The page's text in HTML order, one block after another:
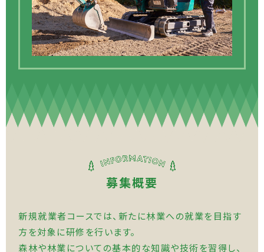
募集概要
新規就業者コースでは、 新たに林業への就業を目指す
方を対象に研修を行います。
森林や林業についての基本的な知識や技術を習得し、